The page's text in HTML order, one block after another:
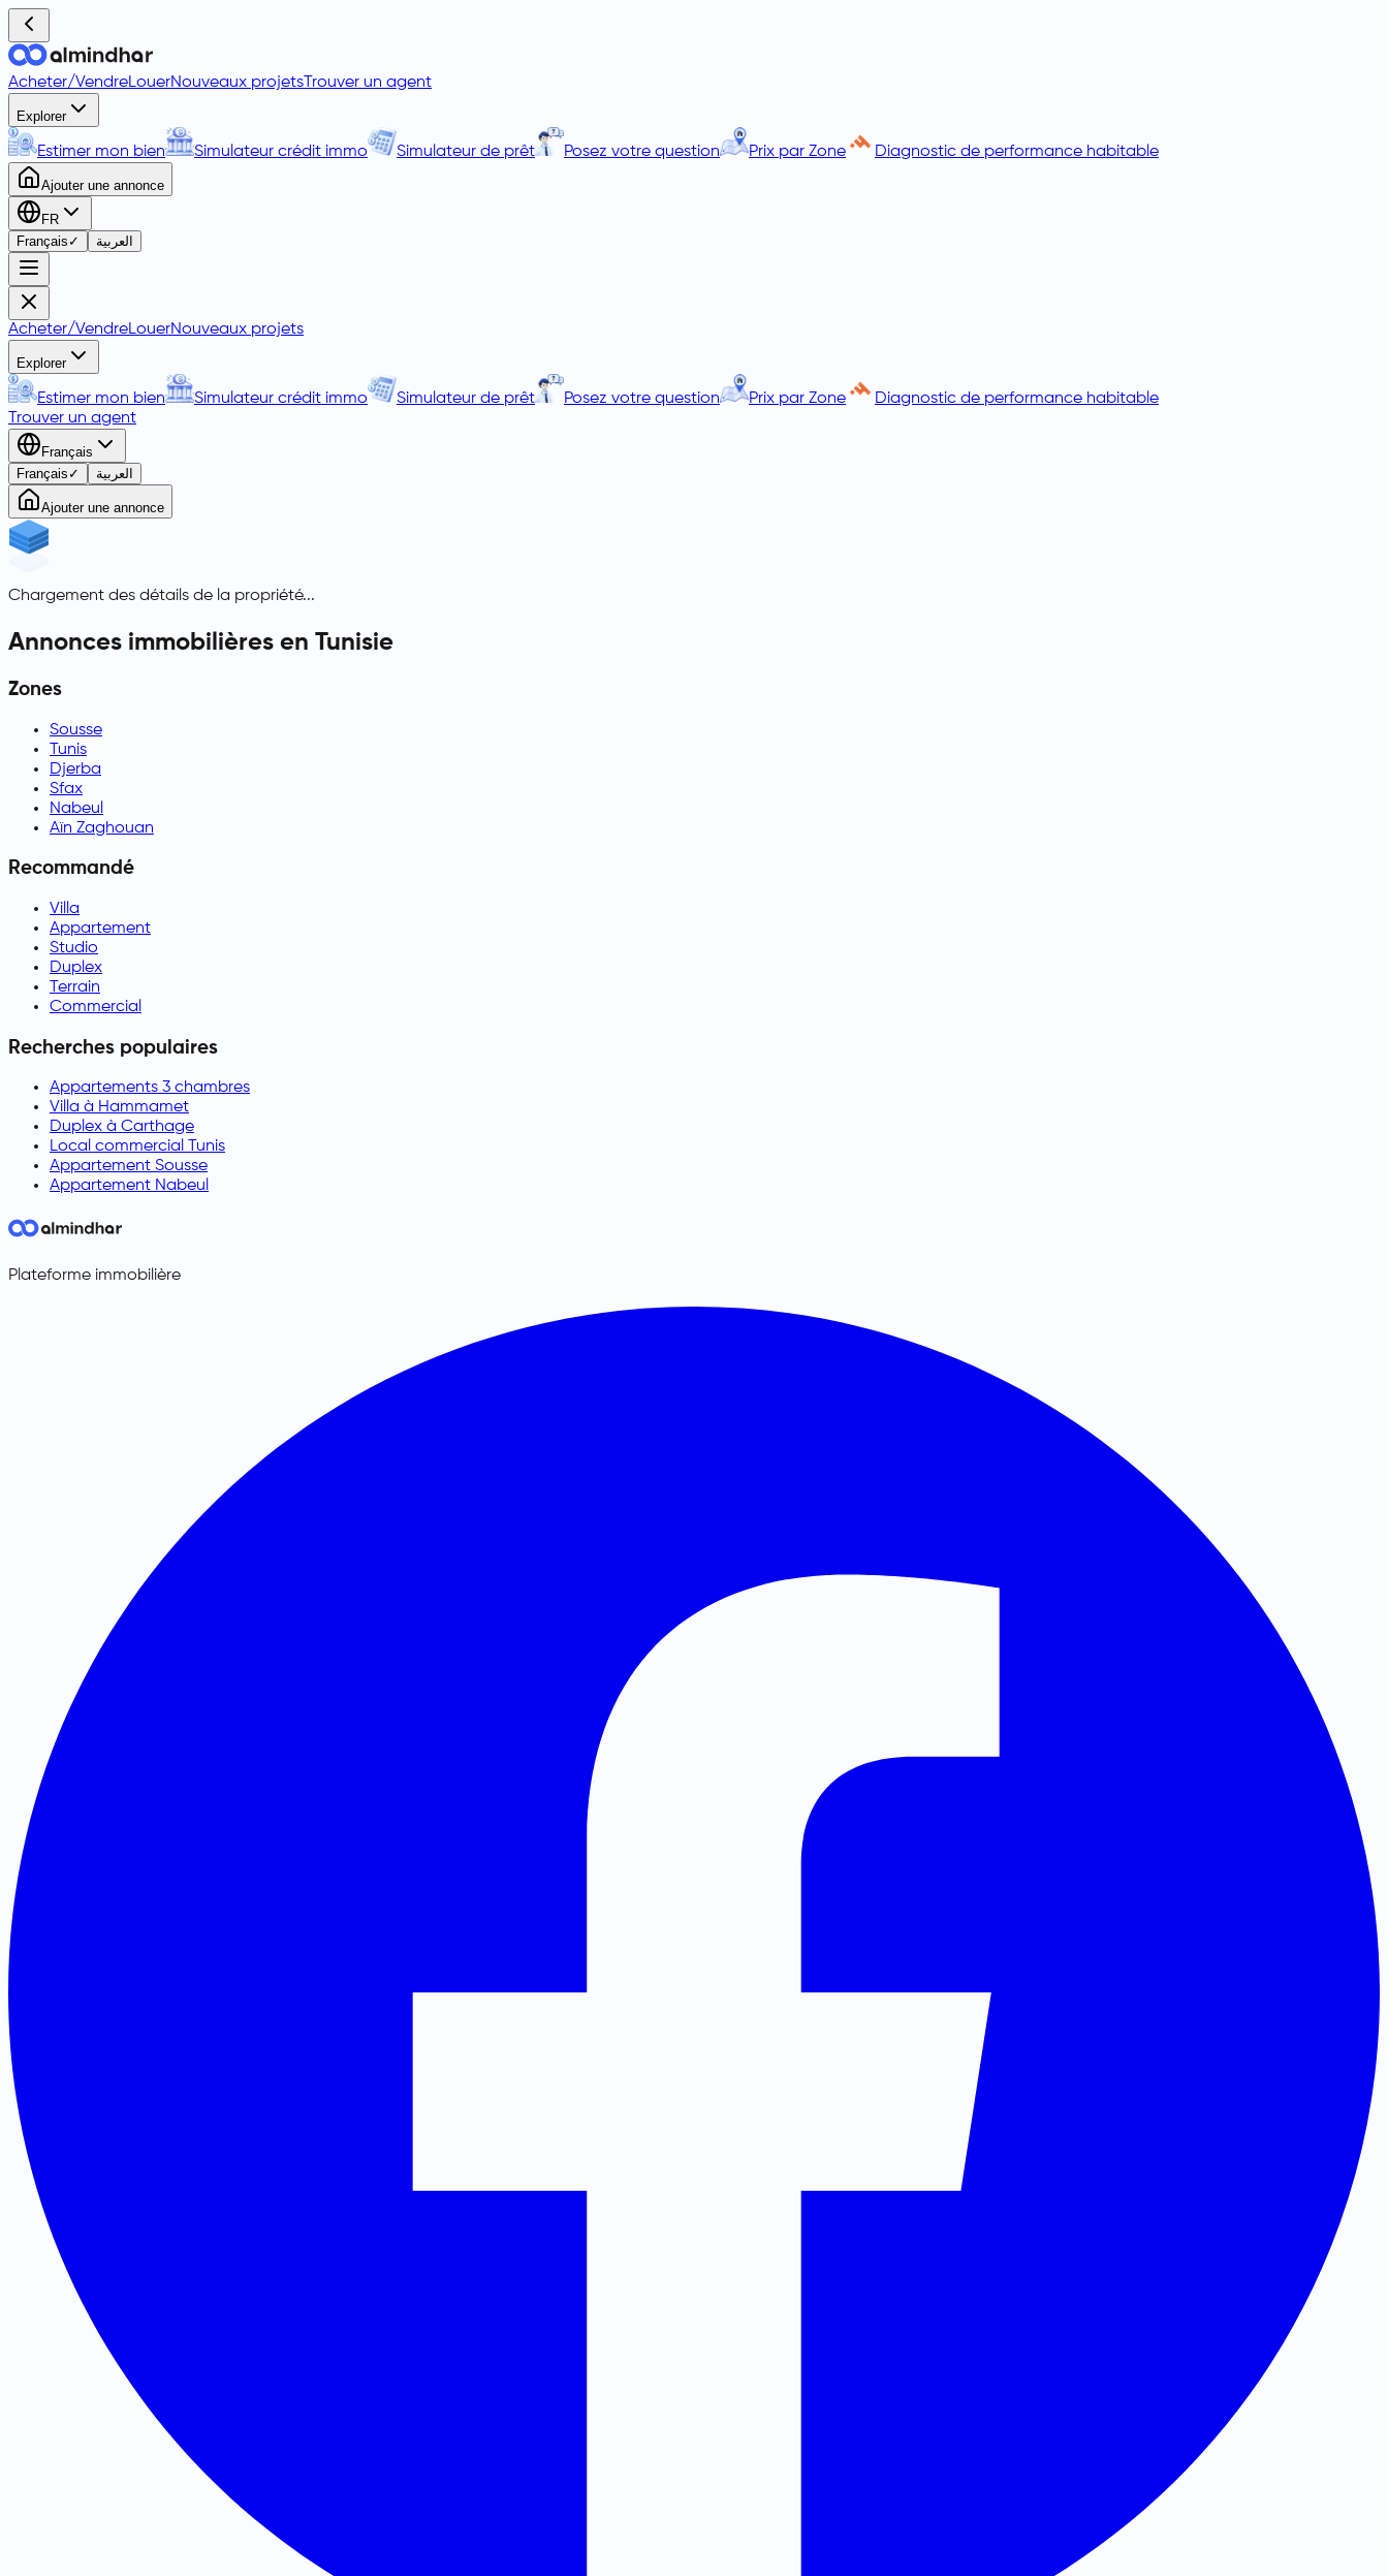
Acheter/VendreLouerNouveaux projets Trouver un agent
Explorer
Estimer mon bien Simulateur crédit immo Simulateur de prêt Posez votre question Prix par Zone Diagnostic de performance habitable
Ajouter une annonce
FR
Français ✓ العربية
Acheter/VendreLouerNouveaux projets
Explorer
Estimer mon bien Simulateur crédit immo Simulateur de prêt Posez votre question Prix par Zone
Diagnostic de performance habitable
Trouver un agent
Français
Français ✓ العربية
Ajouter une annonce
Chargement des détails de la propriété...
Annonces immobilières en Tunisie
Zones
Sousse
Tunis
Djerba
Sfax
Nabeul
Aïn Zaghouan
Recommandé
Villa
Appartement
Studio
Duplex
Terrain
Commercial
Recherches populaires
Appartements 3 chambres
Villa à Hammamet
Duplex à Carthage
Local commercial Tunis
Appartement Sousse
Appartement Nabeul
Plateforme immobilière